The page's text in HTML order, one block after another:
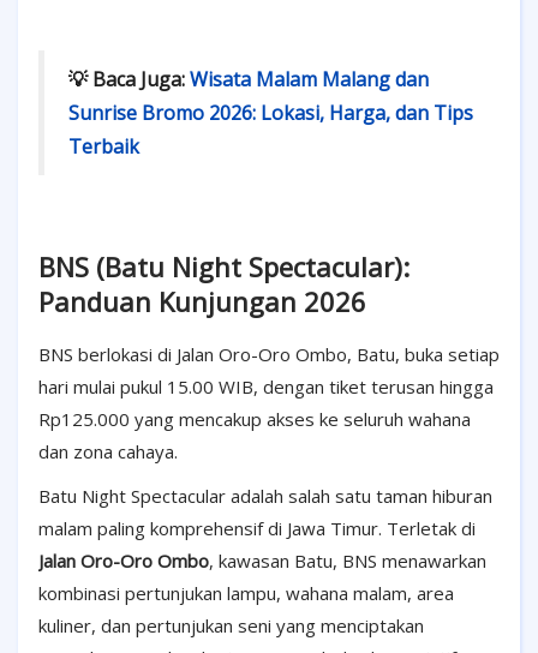
💡 Baca Juga:Wisata Malam Malang dan
Sunrise Bromo 2026: Lokasi, Harga, dan Tips
Terbaik
BNS (Batu Night Spectacular):
Panduan Kunjungan 2026
BNS berlokasi di Jalan Oro-Oro Ombo, Batu, buka setiap
hari mulai pukul 15.00 WIB, dengan tiket terusan hingga
Rp125.000 yang mencakup akses ke seluruh wahana
dan zona cahaya.
Batu Night Spectacular adalah salah satu taman hiburan
malam paling komprehensif di Jawa Timur. Terletak di
Jalan Oro-Oro Ombo, kawasan Batu, BNS menawarkan
kombinasi pertunjukan lampu, wahana malam, area
kuliner, dan pertunjukan seni yang menciptakan